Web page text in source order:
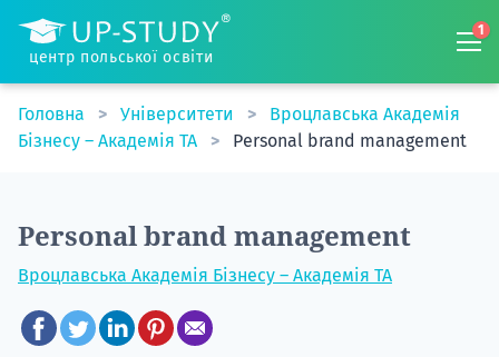
центр польської освіти
1
Головна Університети
Вроцлавська Академія
Бізнесу – Академія TA
Personal brand management
Personal brand management
Вроцлавська Академія Бізнесу – Академія TA